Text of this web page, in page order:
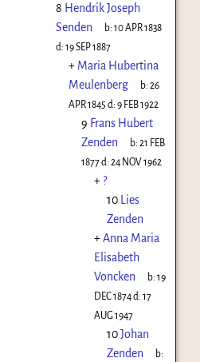
8 Hendrik Joseph
Senden
b:10 APR 1838
d: 19 SEP 1887
+ Maria Hubertina
Meulenberg
b:26
APR 1845 d: 9 FEB 1922
9 Frans Hubert
Zenden
b:21 FEB
1877d: 24 NOV 1962
+ ?
10 Lies
Zenden
+Anna Maria
Elisabeth
Voncken
b:19
DEC 1874d: 17
AUG 1947
10Johan
Zenden
b: